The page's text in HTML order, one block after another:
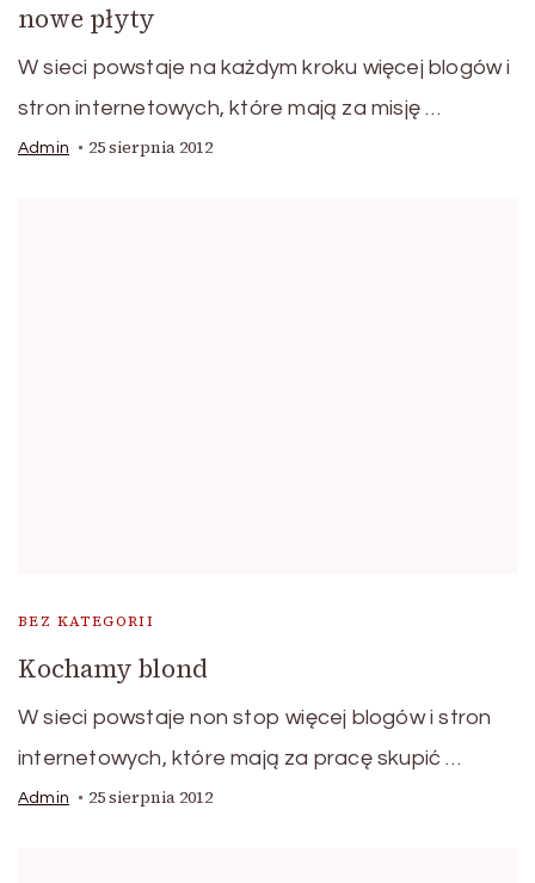
nowe płyty
W sieci powstaje na każdym kroku więcej blogów i
stron internetowych, które mają za misję …
Admin 25 sierpnia 2012
BEZ KATEGORII
Kochamy blond
W sieci powstaje non stop więcej blogów i stron
internetowych, które mają za pracę skupić …
Admin 25 sierpnia 2012